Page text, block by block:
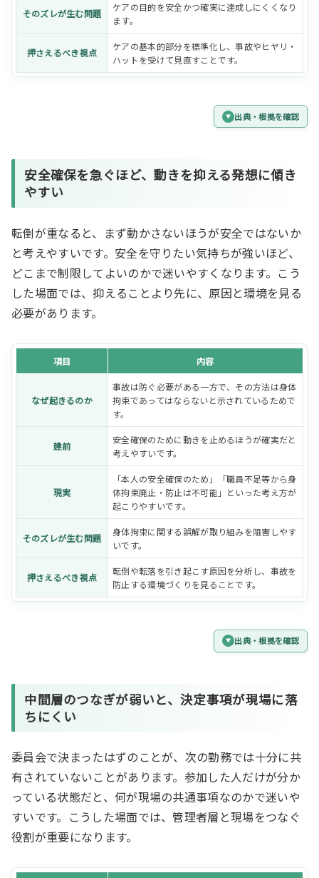
そのズレが生む問題
ケアの目的を安全かつ確実に達成しにくくなり
ます。
押さえるべき視点
ケアの基本的部分を標準化し、事故やヒヤリ・
ハットを受けて見直すことです。
出典・根拠を確認
安全確保を急ぐほど、動きを抑える発想に傾き
やすい
転倒が重なると、まず動かさないほうが安全ではないか
と考えやすいです。安全を守りたい気持ちが強いほど、
どこまで制限してよいのかで迷いやすくなります。こう
した場面では、抑えることより先に、原因と環境を見る
必要があります。
項目 内容
なぜ起きるのか
事故は防ぐ必要がある一方で、その方法は身体
拘束であってはならないと示されているためで
す。
建前
安全確保のために動きを止めるほうが確実だと
考えやすいです。
現実
「本人の安全確保のため」「職員不足等から身
体拘束廃止・防止は不可能」といった考え方が
起こりやすいです。
そのズレが生む問題
身体拘束に関する誤解が取り組みを阻害しやす
いです。
押さえるべき視点
転倒や転落を引き起こす原因を分析し、事故を
防止する環境づくりを見ることです。
出典・根拠を確認
中間層のつなぎが弱いと、決定事項が現場に落
ちにくい
委員会で決まったはずのことが、次の勤務では十分に共
有されていないことがあります。参加した人だけが分か
っている状態だと、何が現場の共通事項なのかで迷いや
すいです。こうした場面では、管理者層と現場をつなぐ
役割が重要になります。